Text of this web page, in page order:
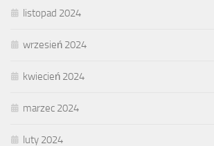
listopad 2024
wrzesień 2024
kwiecień 2024
marzec 2024
luty 2024